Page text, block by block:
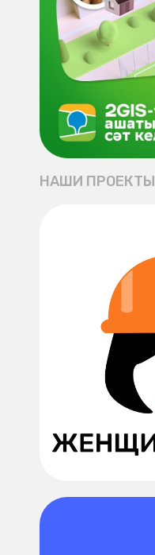
НАШИ ПРОЕКТЫ